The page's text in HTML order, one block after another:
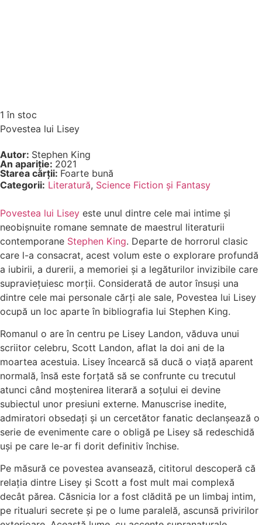
1 în stoc
Povestea lui Lisey
Autor: Stephen King
An apariție: 2021
Starea cărții: Foarte bună
Categorii: Literatură, Science Fiction și Fantasy
Povestea lui Lisey este unul dintre cele mai intime și
neobișnuite romane semnate de maestrul literaturii
contemporane Stephen King. Departe de horrorul clasic
care l-a consacrat, acest volum este o explorare profundă
a iubirii, a durerii, a memoriei și a legăturilor invizibile care
supraviețuiesc morții. Considerată de autor însuși una
dintre cele mai personale cărți ale sale, Povestea lui Lisey
ocupă un loc aparte în bibliografia lui Stephen King.
Romanul o are în centru pe Lisey Landon, văduva unui
scriitor celebru, Scott Landon, aflat la doi ani de la
moartea acestuia. Lisey încearcă să ducă o viață aparent
normală, însă este forțată să se confrunte cu trecutul
atunci când moștenirea literară a soțului ei devine
subiectul unor presiuni externe. Manuscrise inedite,
admiratori obsedați și un cercetător fanatic declanșează o
serie de evenimente care o obligă pe Lisey să redeschidă
uși pe care le-ar fi dorit definitiv închise.
Pe măsură ce povestea avansează, cititorul descoperă că
relația dintre Lisey și Scott a fost mult mai complexă
decât părea. Căsnicia lor a fost clădită pe un limbaj intim,
pe ritualuri secrete și pe o lume paralelă, ascunsă privirilor